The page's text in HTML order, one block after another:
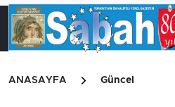
ANASAYFA Güncel